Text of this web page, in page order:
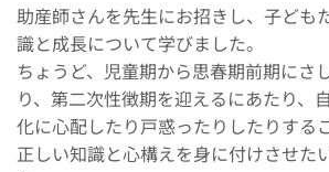
助産師さんを先生にお招きし、子ども
識と成長について学びました。
ちょうど、児童期から思春期前期にさ
り、第二次性徴期を迎えるにあたり、
化に心配したり戸惑ったりしたりする
正しい知識と心構えを身に付けさせた